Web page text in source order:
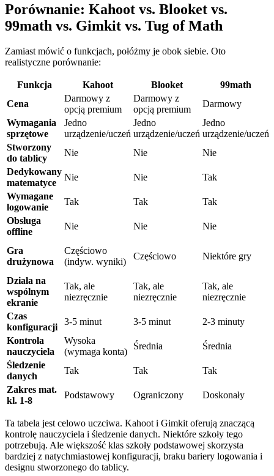
Porównanie: Kahoot vs. Blooket vs.
99math vs. Gimkit vs. Tug of Math
Zamiast mówić o funkcjach, połóżmy je obok siebie. Oto
realistyczne porównanie:
Funkcja Kahoot Blooket
99math
Cena
Darmowy z
opcją premium
Darmowy z
opcją premium
Darmowy
Wymagania
sprzętowe
Jedno
urządzenie/uczeń
Jedno
urządzenie/uczeń
Jedno
urządzenie/uczeń
Stworzony
do tablicy
Nie Nie Nie
Dedykowany
matematyce
Nie Nie Tak
Wymagane
logowanie
Tak Tak Tak
Obsługa
offline
Nie Nie Nie
Gra
drużynowa
Częściowo
(indyw. wyniki)
Częściowo Niektóre gry
Działa na
wspólnym
ekranie
Tak, ale
niezręcznie
Tak, ale
niezręcznie
Tak, ale
niezręcznie
Czas
konfiguracji
3-5 minut 3-5 minut 2-3 minuty
Kontrola
nauczyciela
Wysoka
(wymaga konta)
Średnia Średnia
Śledzenie
danych
Tak Tak Tak
Zakres mat.
kl. 1-8
Podstawowy Ograniczony Doskonały
Ta tabela jest celowo uczciwa. Kahoot i Gimkit oferują znaczącą
kontrolę nauczyciela i śledzenie danych. Niektóre szkoły tego
potrzebują. Ale większość klas szkoły podstawowej skorzysta
bardziej z natychmiastowej konfiguracji, braku bariery logowania i
designu stworzonego do tablicy.